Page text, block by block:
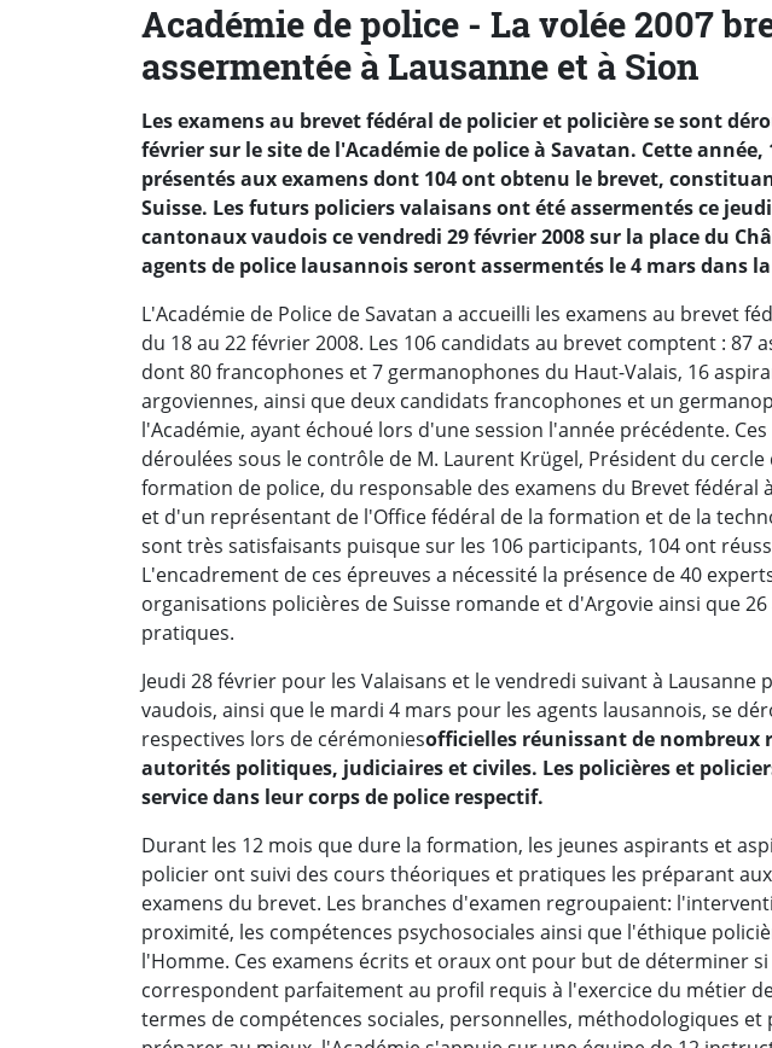
Académie de police - La volée 2007
assermentée à Lausanne et à Sion
Les examens au brevet fédéral de policier et policière se sont
février sur le site de l'Académie de police à Savatan. Cette année,
présentés aux examens dont 104 ont obtenu le brevet,
Suisse. Les futurs policiers valaisans ont été assermentés ce
cantonaux vaudois ce vendredi 29 février 2008 sur la place du
agents de police lausannois seront assermentés le 4 mars dans
L'Académie de Police de Savatan a accueilli les examens au brevet
du 18 au 22 février 2008. Les 106 candidats au brevet comptent : 87
dont 80 francophones et 7 germanophones du Haut-Valais, 16
argoviennes, ainsi que deux candidats francophones et un
l'Académie, ayant échoué lors d'une session l'année précédente.
déroulées sous le contrôle de M. Laurent Krügel, Président du
formation de police, du responsable des examens du Brevet fédéral
et d'un représentant de l'Office fédéral de la formation et de la
sont très satisfaisants puisque sur les 106 participants, 104 ont
L'encadrement de ces épreuves a nécessité la présence de 40
organisations policières de Suisse romande et d'Argovie ainsi que
pratiques.
Jeudi 28 février pour les Valaisans et le vendredi suivant à
vaudois, ainsi que le mardi 4 mars pour les agents lausannois, se
respectives lors de cérémoniesofficielles réunissant de nombreux
autorités politiques, judiciaires et civiles. Les policières et
service dans leur corps de police respectif.
Durant les 12 mois que dure la formation, les jeunes aspirants et
policier ont suivi des cours théoriques et pratiques les préparant
examens du brevet. Les branches d'examen regroupaient:
proximité, les compétences psychosociales ainsi que l'éthique
l'Homme. Ces examens écrits et oraux ont pour but de déterminer si
correspondent parfaitement au profil requis à l'exercice du métier
termes de compétences sociales, personnelles, méthodologiques et